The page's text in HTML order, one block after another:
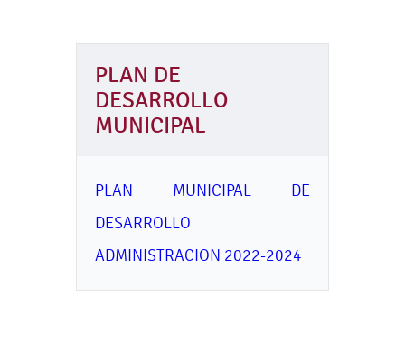
PLAN DE
DESARROLLO
MUNICIPAL
PLAN MUNICIPAL DE
DESARROLLO
ADMINISTRACION 2022-2024